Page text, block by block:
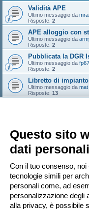
Validità APE
Ultimo messaggio da
Risposte: 2
APE alloggio con
Ultimo messaggio da
Risposte: 2
Pubblicata la DGR
Ultimo messaggio da fp67
Risposte: 2
Libretto di
Ultimo messaggio da mat
Risposte: 13
Nuovo argomento
485 argomenti
PERMESSI FORUM
Non puoiaprire nuovi argomenti
Non puoi
rispondere negli argomenti
Questo sito
dati
Con il tuo consenso,
tecnologie simili per
personali come, ad
personalizzazione degli
alla privacy, è possibile